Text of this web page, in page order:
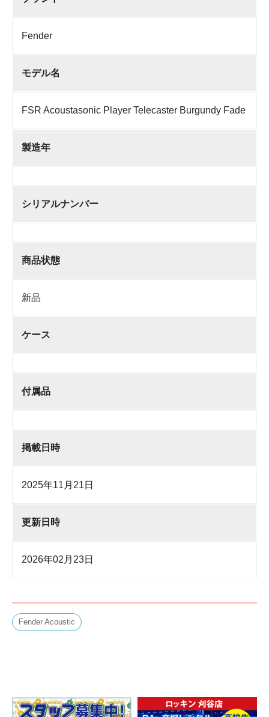
Fender
モデル名
FSR Acoustasonic Player Telecaster Burgundy Fade
製造年
シリアルナンバー
商品状態
新品
ケース
付属品
掲載日時
2025年11月21日
更新日時
2026年02月23日
Fender Acoustic